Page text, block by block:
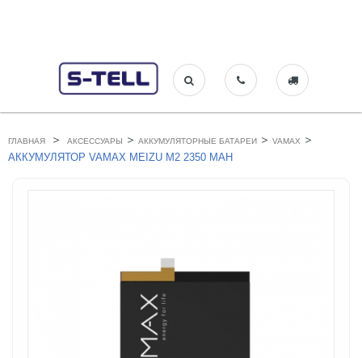
ГЛАВНАЯ > АКСЕССУАРЫ > АККУМУЛЯТОРНЫЕ БАТАРЕИ > VAMAX >
АККУМУЛЯТОР VAMAX MEIZU M2 2350 MAH